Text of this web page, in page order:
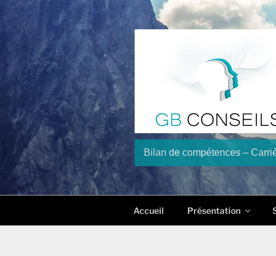
Aller
au
contenu
principal
Bilan de compétences –
Accueil Présentation